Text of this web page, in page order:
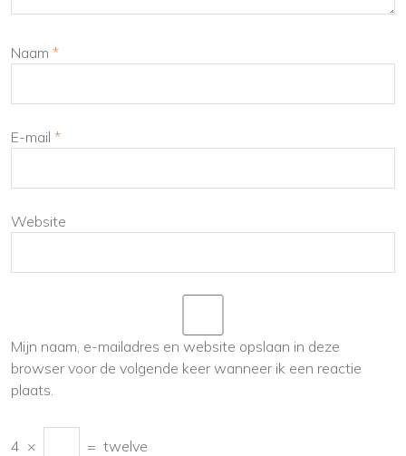
Naam *
E-mail *
Website
Mijn naam, e-mailadres en website opslaan in deze
browser voor de volgende keer wanneer ik een reactie
plaats.
4 × = twelve